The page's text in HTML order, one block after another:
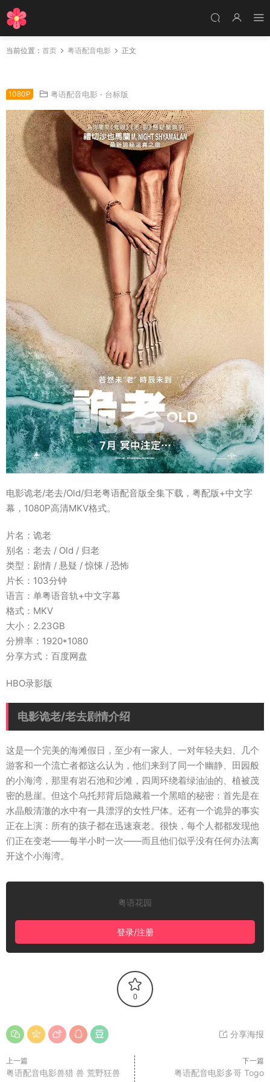
当前位置： 首页 粤语配音电影 正文
1080P 粤语配音电影 · 台标版
电影诡老/老去/Old/归老粤语配音版全集下载，粤配版+中文字
幕，1080P高清MKV格式。
片名：诡老
别名：老去 / Old / 归老
类型：剧情 / 悬疑 / 惊悚 / 恐怖
片长：103分钟
语言：单粤语音轨+中文字幕
格式：MKV
大小：2.23GB
分辨率：1920*1080
分享方式：百度网盘
HBO录影版
电影诡老/老去剧情介绍
这是一个完美的海滩假日，至少有一家人、一对年轻夫妇、几个
游客和一个流亡者都这么认为，他们来到了同一个幽静、田园般
的小海湾，那里有岩石池和沙滩，四周环绕着绿油油的、植被茂
密的悬崖。但这个乌托邦背后隐藏着一个黑暗的秘密：首先是在
水晶般清澈的水中有一具漂浮的女性尸体。还有一个诡异的事实
正在上演：所有的孩子都在迅速衰老。很快，每个人都都发现他
们正在变老——每半小时一次——而且他们似乎没有任何办法离
开这个小海湾。
粤语花园
登录/注册
0
分享海报
上一篇
粤语配音电影兽猎 兽 荒野狂兽
下一篇
粤语配音电影多哥 Togo